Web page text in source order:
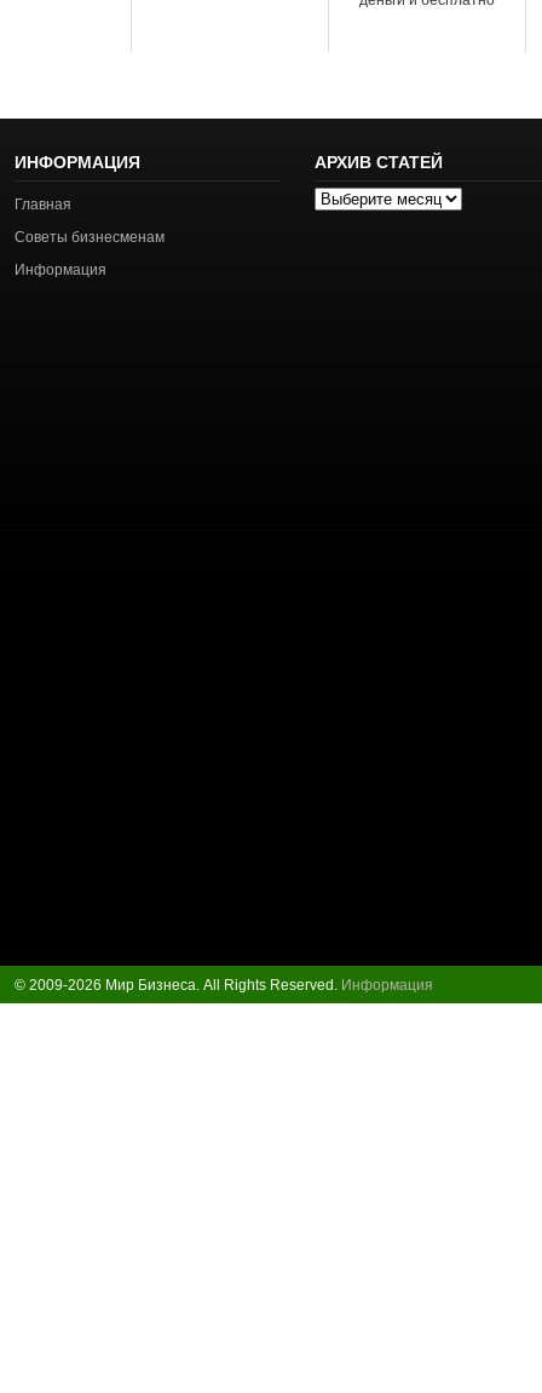
ИНФОРМАЦИЯ
Главная
Советы бизнесменам
Информация
АРХИВ СТАТЕЙ
Архив
© 2009-2026 Мир Бизнеса. All Rights Reserved. Информация